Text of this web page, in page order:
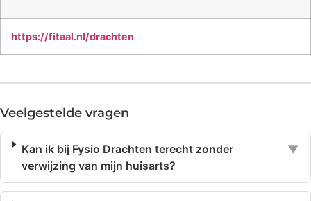
https://fitaal.nl/drachten
Veelgestelde vragen
Kan ik bij Fysio Drachten terecht zonder
verwijzing van mijn huisarts?
▼